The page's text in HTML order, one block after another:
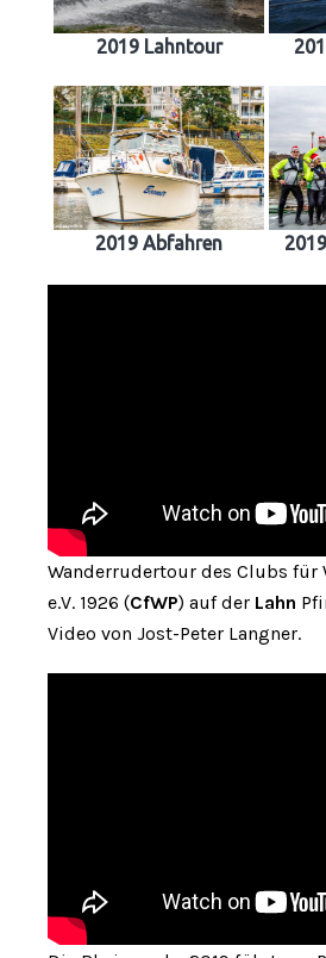
2019 Lahntour
2019 Abfahren
Wanderrudertour des Clubs für
e.V. 1926 (CfWP) auf der Lahn
Video von Jost-Peter Langner.